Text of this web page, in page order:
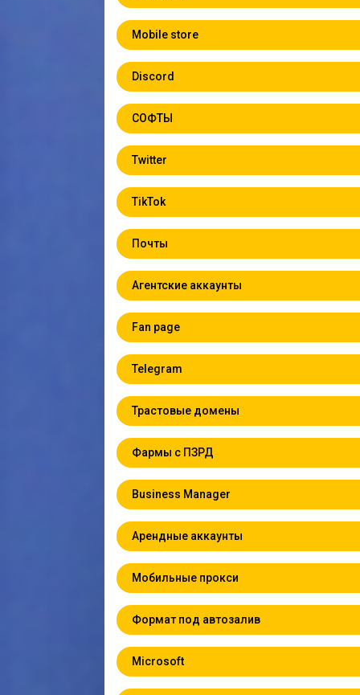
Mobile store
Discord
СОФТЫ
Twitter
TikTok
Почты
Агентские аккаунты
Fan page
Telegram
Трастовые домены
Фармы с ПЗРД
Business Manager
Арендные аккаунты
Мобильные прокси
Формат под автозалив
Microsoft